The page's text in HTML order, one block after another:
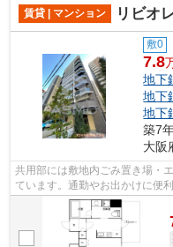
賃貸 | マンション リビオ
敷0
7.8
地下
地下
地下
築7
大阪
共用部には敷地内ごみ置き場・
ています。通勤やお出かけに便
策もバッチリなマンションタイプ